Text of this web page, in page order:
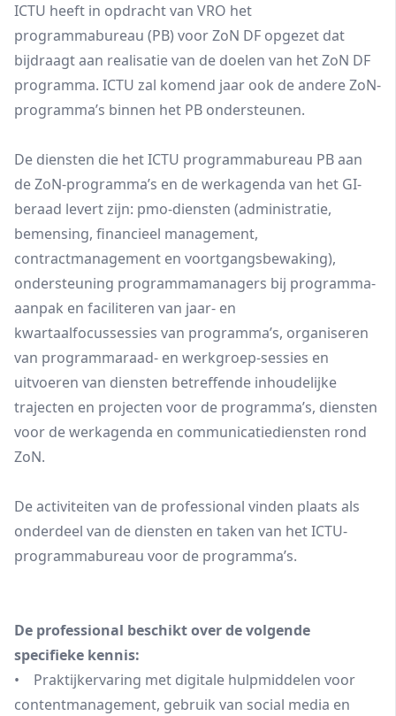
ICTU heeft in opdracht van VRO het
programmabureau (PB) voor ZoN DF opgezet dat
bijdraagt aan realisatie van de doelen van het ZoN DF
programma. ICTU zal komend jaar ook de andere ZoN-
programma’s binnen het PB ondersteunen.
De diensten die het ICTU programmabureau PB aan
de ZoN-programma’s en de werkagenda van het GI-
beraad levert zijn: pmo-diensten (administratie,
bemensing, financieel management,
contractmanagement en voortgangsbewaking),
ondersteuning programmamanagers bij programma-
aanpak en faciliteren van jaar- en
kwartaalfocussessies van programma’s, organiseren
van programmaraad- en werkgroep-sessies en
uitvoeren van diensten betreffende inhoudelijke
trajecten en projecten voor de programma’s, diensten
voor de werkagenda en communicatiediensten rond
ZoN.
De activiteiten van de professional vinden plaats als
onderdeel van de diensten en taken van het ICTU-
programmabureau voor de programma’s.
De professional beschikt over de volgende
specifieke kennis:
• Praktijkervaring met digitale hulpmiddelen voor
contentmanagement, gebruik van social media en